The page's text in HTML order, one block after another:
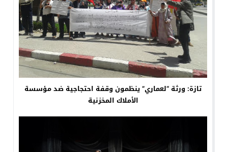
تازة: ورثة “لعماري” ينظمون وقفة احتجاجية ضد مؤسسة
الأملاك المخزنية